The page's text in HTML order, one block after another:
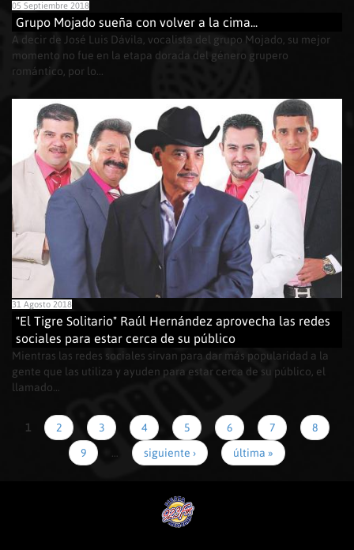
05 Septiembre 2018
Grupo Mojado sueña con volver a la cima...
A decir de José Luis Dávila, vocalista del grupo Mojado, su mejor
momento no fue en la etapa dorada del género grupero
romántico, por lo...
31 Agosto 2018
"El Tigre Solitario" Raúl Hernández aprovecha las redes
sociales para estar cerca de su público
Mientras las redes sociales sirvan para dar más popularidad a la
gente que las utiliza y ayuden para estar cerca de su público, el
llamado...
1 2 3 4 5 6 7
8
9
siguiente › última »